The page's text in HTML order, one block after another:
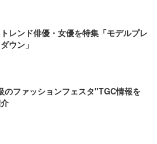
レンド俳優・女優を特集「モデルプレ
ウン」
のファッションフェスタ"TGC情報を